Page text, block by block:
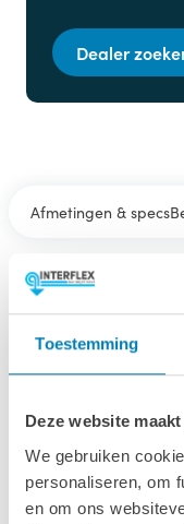
Toestemming
Deze website
We gebruiken
personaliseren, om
en om ons
Dealer
Afmetingen & specs
Afmetingen &
300 x 250 cm
Wandhoogte